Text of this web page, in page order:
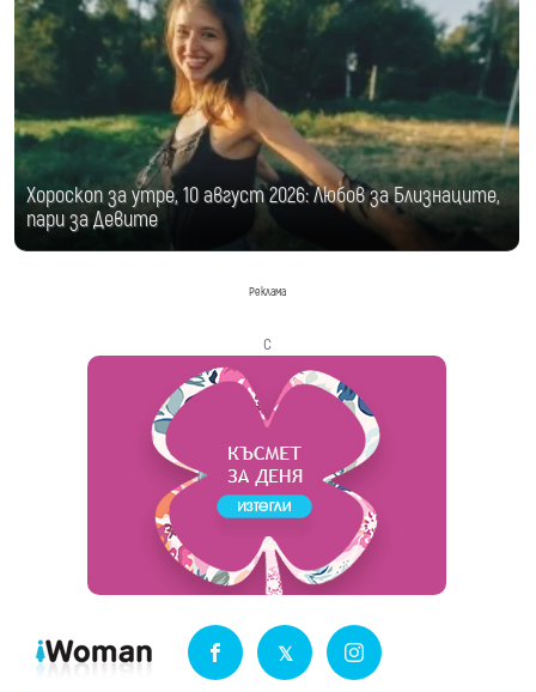
Хороскоп за утре, 10 август 2026: Любов за Близнаците,
пари за Девите
Реклама
с